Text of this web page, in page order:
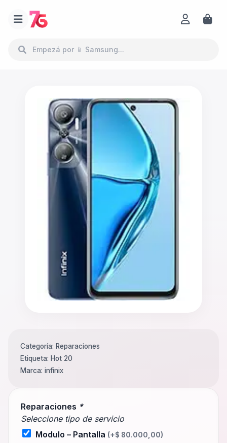
Reparaciones *
Seleccione tipo de servicio
Modulo – Pantalla (+$ 80.000,00)
Categoría: Reparaciones
Etiqueta: Hot 20
Marca: infinix